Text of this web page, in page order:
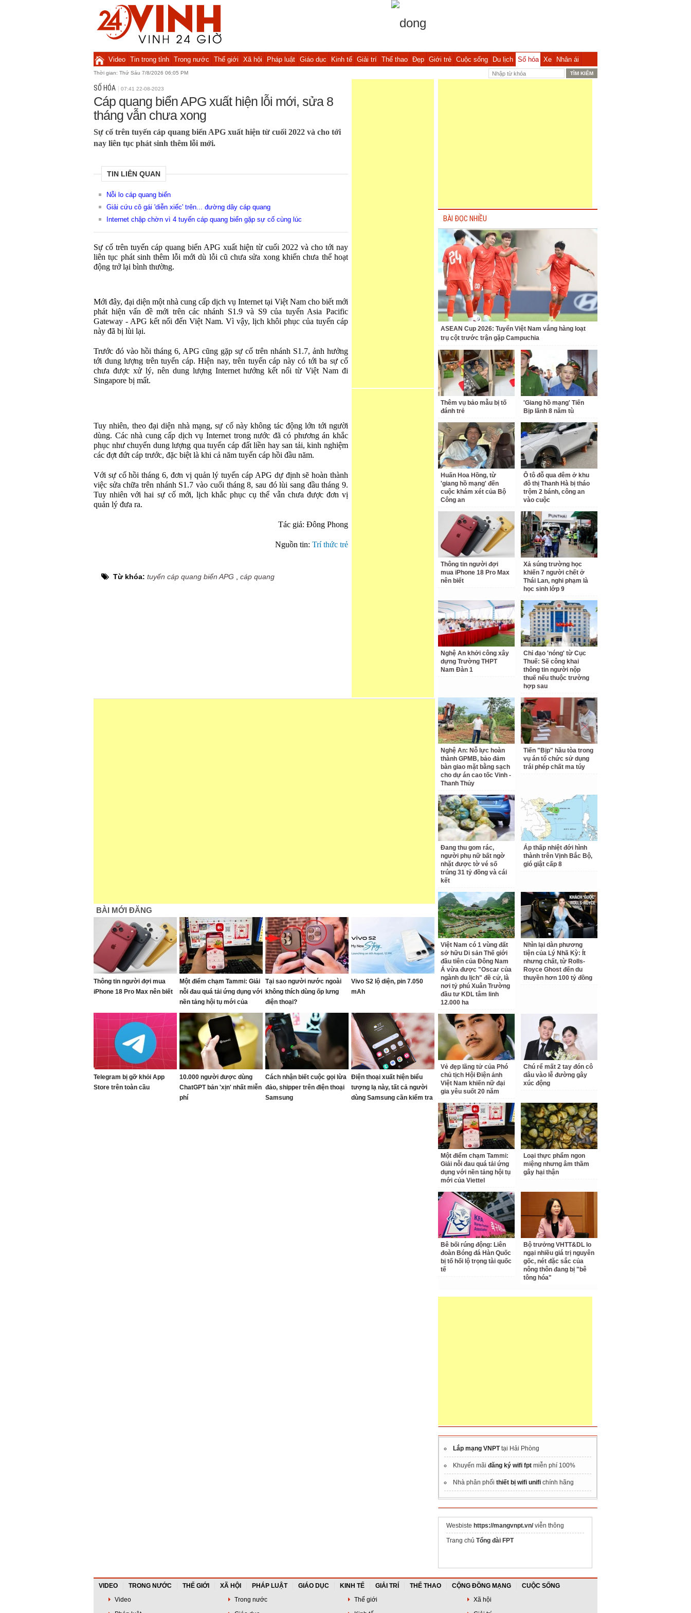
Video Tin trong tỉnh Trong nước Thế giới Xã hội Pháp luật Giáo dục Kinh tế Giải trí Thể thao Đẹp Giới trẻ Cuộc sống Du lịch Số hóa Xe Nhân ái
Thời gian: Thứ Sáu 7/8/2026 06:05 PM
SỐ HÓA 07:41 22-08-2023
Cáp quang biển APG xuất hiện lỗi mới, sửa 8
tháng vẫn chưa xong
Sự cố trên tuyến cáp quang biển APG xuất hiện từ cuối 2022 và cho tới
nay liên tục phát sinh thêm lỗi mới.
TIN LIÊN QUAN
Nỗi lo cáp quang biển
Giải cứu cô gái 'diễn xiếc' trên... đường dây cáp quang
Internet chập chờn vì 4 tuyến cáp quang biển gặp sự cố cùng lúc
Sự cố trên tuyến cáp quang biển APG xuất hiện từ cuối 2022 và cho tới nay
liên tục phát sinh thêm lỗi mới dù lỗi cũ chưa sửa xong khiến chưa thể hoạt
động trở lại bình thường.
Mới đây, đại diện một nhà cung cấp dịch vụ Internet tại Việt Nam cho biết mới
phát hiện vấn đề mới trên các nhánh S1.9 và S9 của tuyến Asia Pacific
Gateway - APG kết nối đến Việt Nam. Vì vậy, lịch khôi phục của tuyến cáp
này đã bị lùi lại.
Trước đó vào hồi tháng 6, APG cũng gặp sự cố trên nhánh S1.7, ảnh hưởng
tới dung lượng trên tuyến cáp. Hiện nay, trên tuyến cáp này có tới ba sự cố
chưa được xử lý, nên dung lượng Internet hướng kết nối từ Việt Nam đi
Singapore bị mất.
Tuy nhiên, theo đại diện nhà mạng, sự cố này không tác động lớn tới người
dùng. Các nhà cung cấp dịch vụ Internet trong nước đã có phương án khắc
phục như chuyển dung lượng qua tuyến cáp đất liền hay san tải, kinh nghiệm
các đợt đứt cáp trước, đặc biệt là khi cả năm tuyến cáp hồi đầu năm.
Với sự cố hồi tháng 6, đơn vị quản lý tuyến cáp APG dự định sẽ hoàn thành
việc sửa chữa trên nhánh S1.7 vào cuối tháng 8, sau đó lùi sang đầu tháng 9.
Tuy nhiên với hai sự cố mới, lịch khắc phục cụ thể vẫn chưa được đơn vị
quản lý đưa ra.
Tác giả: Đông Phong
Nguồn tin: Trí thức trẻ
Từ khóa: tuyến cáp quang biển APG cáp quang
BÀI MỚI ĐĂNG
Thông tin người đợi mua
iPhone 18 Pro Max nên biết
Một điểm chạm Tammi: Giải
nỗi đau quá tải ứng dụng với
nền tảng hội tụ mới của
Viettel
Tại sao người nước ngoài
không thích dùng ốp lưng
điện thoại?
Vivo S2 lộ diện, pin 7.050
mAh
Telegram bị gỡ khỏi App
Store trên toàn cầu
10.000 người được dùng
ChatGPT bản 'xịn' nhất miễn
phí
Cách nhận biết cuộc gọi lừa
đảo, shipper trên điện thoại
Samsung
Điện thoại xuất hiện biểu
tượng lạ này, tất cả người
dùng Samsung cần kiểm tra
BÀI ĐỌC NHIỀU
ASEAN Cup 2026: Tuyển Việt Nam vắng hàng loạt
trụ cột trước trận gặp Campuchia
Thêm vụ bảo mẫu bị tố
đánh trẻ
'Giang hồ mạng' Tiến
Bịp lãnh 8 năm tù
Huấn Hoa Hồng, từ
'giang hồ mạng' đến
cuộc khám xét của Bộ
Công an
Ô tô đỗ qua đêm ở khu
đô thị Thanh Hà bị tháo
trộm 2 bánh, công an
vào cuộc
Thông tin người đợi
mua iPhone 18 Pro Max
nên biết
Xả súng trường học
khiến 7 người chết ở
Thái Lan, nghi phạm là
học sinh lớp 9
Nghệ An khởi công xây
dựng Trường THPT
Nam Đàn 1
Chỉ đạo 'nóng' từ Cục
Thuế: Sẽ công khai
thông tin người nộp
thuế nếu thuộc trường
hợp sau
Nghệ An: Nỗ lực hoàn
thành GPMB, bảo đảm
bàn giao mặt bằng sạch
cho dự án cao tốc Vinh -
Thanh Thủy
Tiến "Bịp" hầu tòa trong
vụ án tổ chức sử dụng
trái phép chất ma túy
Đang thu gom rác,
người phụ nữ bất ngờ
nhặt được tờ vé số
trúng 31 tỷ đồng và cái
kết
Áp thấp nhiệt đới hình
thành trên Vịnh Bắc Bộ,
gió giật cấp 8
Việt Nam có 1 vùng đất
sở hữu Di sản Thế giới
đầu tiên của Đông Nam
Á vừa được "Oscar của
ngành du lịch" đề cử, là
nơi tỷ phú Xuân Trường
đầu tư KDL tâm linh
12.000 ha
Nhìn lại dàn phương
tiện của Lý Nhã Kỳ: Ít
nhưng chất, từ Rolls-
Royce Ghost đến du
thuyền hơn 100 tỷ đồng
Vẻ đẹp lãng tử của Phó
chủ tịch Hội Điện ảnh
Việt Nam khiến nữ đại
gia yêu suốt 20 năm
Chú rể mất 2 tay đón cô
dâu vào lễ đường gây
xúc động
Một điểm chạm Tammi:
Giải nỗi đau quá tải ứng
dụng với nền tảng hội tụ
mới của Viettel
Loại thực phẩm ngon
miệng nhưng âm thầm
gây hại thận
Bê bối rúng động: Liên
đoàn Bóng đá Hàn Quốc
bị tố hối lộ trọng tài quốc
tế
Bộ trưởng VHTT&DL lo
ngại nhiều giá trị nguyên
gốc, nét đặc sắc của
nông thôn đang bị "bê
tông hóa"
Lắp mạng VNPTtại Hải Phòng
Khuyến mãi đăng ký wifi fpt miễn phí 100%
Nhà phân phối thiết bị wifi unifi chính hãng
Wesbiste https://mangvnpt.vn/viễn thông
Trang chủ Tổng đài FPT
VIDEO TRONG NƯỚC THẾ GIỚI XÃ HỘI PHÁP LUẬT GIÁO DỤC KINH TẾ GIẢI TRÍ THỂ THAO CỘNG ĐỒNG MẠNG
CUỘC SỐNG
Video
Trong nước Thế giới
Xã hội